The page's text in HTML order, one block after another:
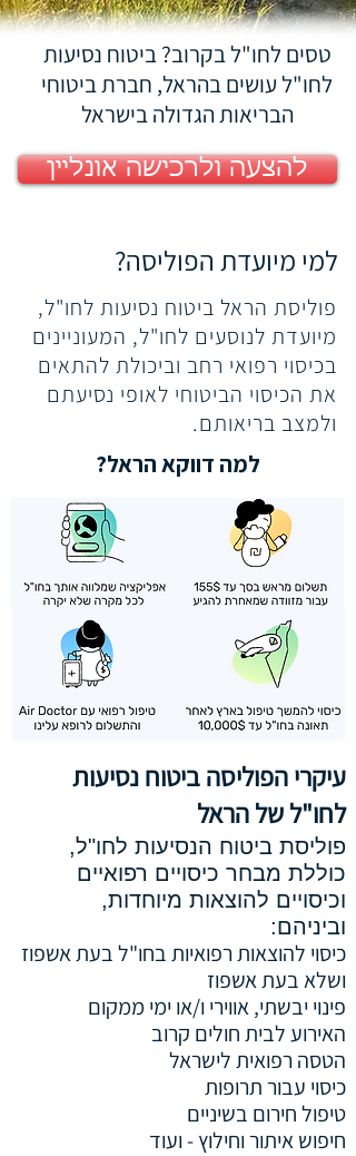
טסים לחו"ל בקרוב? ביטוח נסיעות
לחו"ל עושים בהראל, חברת ביטוחי
הבריאות הגדולה בישראל
פוליסת הראל ביטוח נסיעות לחו"ל,
מיועדת לנוסעים לחו"ל, המעוניינים
בכיסוי רפואי רחב וביכולת להתאים
את הכיסוי הביטוחי לאופי נסיעתם
ולמצב בריאותם.
למי מיועדת הפוליסה?
להצעה ולרכישה אונליין
למה דווקא הראל?
עיקרי הפוליסה ביטוח נסיעות
לחו"ל של הראל
פוליסת ביטוח הנסיעות לחו"ל,
כוללת מבחר כיסויים רפואיים
וכיסויים להוצאות מיוחדות,
וביניהם:
כיסוי להוצאות רפואיות בחו"ל בעת אשפוז
ושלא בעת אשפוז
פינוי יבשתי, אווירי ו/או ימי ממקום
האירוע לבית חולים קרוב
הטסה רפואית לישראל
כיסוי עבור תרופות
טיפול חירום בשיניים
חיפוש איתור וחילוץ -ועוד​